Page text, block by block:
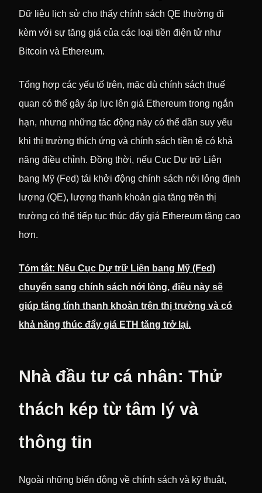
Dữ liệu lịch sử cho thấy chính sách QE thường đi
kèm với sự tăng giá của các loại tiền điện tử như
Bitcoin và Ethereum.
Tổng hợp các yếu tố trên, mặc dù chính sách thuế
quan có thể gây áp lực lên giá Ethereum trong ngắn
hạn, nhưng những tác động này có thể dần suy yếu
khi thị trường thích ứng và chính sách tiền tệ có khả
năng điều chỉnh. Đồng thời, nếu Cục Dự trữ Liên
bang Mỹ (Fed) tái khởi động chính sách nới lỏng định
lượng (QE), lượng thanh khoản gia tăng trên thị
trường có thể tiếp tục thúc đẩy giá Ethereum tăng cao
hơn.
Tóm tắt: Nếu Cục Dự trữ Liên bang Mỹ (Fed)
chuyển sang chính sách nới lỏng, điều này sẽ
giúp tăng tính thanh khoản trên thị trường và có
khả năng thúc đẩy giá ETH tăng trở lại.
Nhà đầu tư cá nhân: Thử
thách kép từ tâm lý và
thông tin
Ngoài những biến động về chính sách và kỹ thuật,